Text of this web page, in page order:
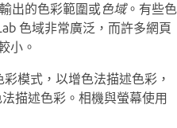
出的色彩範圍或色域。有些色
色域非常廣泛，而許多網頁
小。
模式，以增色法描述色彩，
描述色彩。相機與螢幕使用